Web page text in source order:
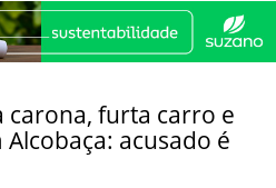
carona, furta carro e
acusado é